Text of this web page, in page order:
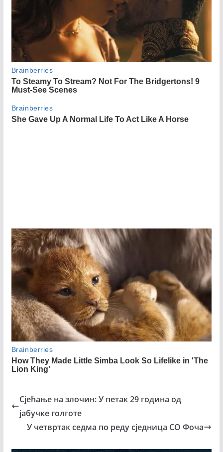
Сјећање на злочин: У петак 29 година од
јабучке голготе
У четвртак седма по реду сједница СО Фоча